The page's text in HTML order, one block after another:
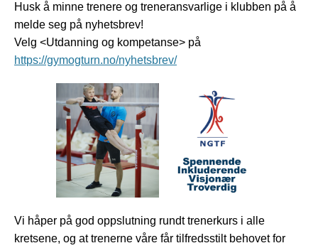
Husk å minne trenere og treneransvarlige i klubben på å
melde seg på nyhetsbrev!
Velg <Utdanning og kompetanse> på
https://gymogturn.no/nyhetsbrev/
Vi håper på god oppslutning rundt trenerkurs i alle
kretsene, og at trenerne våre får tilfredsstilt behovet for